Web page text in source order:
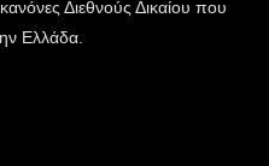
Διεθνούς Δικαίου που
Ελλάδα.